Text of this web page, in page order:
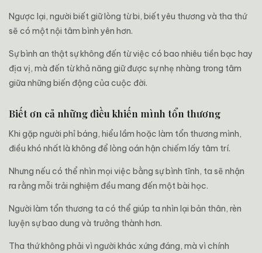
Ngược lại, người biết giữ lòng từ bi, biết yêu thương và tha thứ
sẽ có một nội tâm bình yên hơn.
Sự bình an thật sự không đến từ việc có bao nhiêu tiền bạc hay
địa vị, mà đến từ khả năng giữ được sự nhẹ nhàng trong tâm
giữa những biến động của cuộc đời.
Biết ơn cả những điều khiến mình tổn thương
Khi gặp người phỉ báng, hiểu lầm hoặc làm tổn thương mình,
điều khó nhất là không để lòng oán hận chiếm lấy tâm trí.
Nhưng nếu có thể nhìn mọi việc bằng sự bình tĩnh, ta sẽ nhận
ra rằng mỗi trải nghiệm đều mang đến một bài học.
Người làm tổn thương ta có thể giúp ta nhìn lại bản thân, rèn
luyện sự bao dung và trưởng thành hơn.
Tha thứ không phải vì người khác xứng đáng, mà vì chính